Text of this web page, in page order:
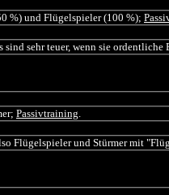
%) und Flügelspieler (100 %);
sind sehr teuer, wenn sie
Passivtraining.
Flügelspieler und Stürmer mit